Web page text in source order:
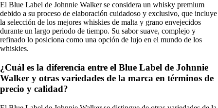
El Blue Label de Johnnie Walker se considera un whisky premium
debido a su proceso de elaboración cuidadoso y exclusivo, que incluye
la selección de los mejores whiskies de malta y grano envejecidos
durante un largo periodo de tiempo. Su sabor suave, complejo y
refinado lo posiciona como una opción de lujo en el mundo de los
whiskies.
¿Cuál es la diferencia entre el Blue Label de Johnnie
Walker y otras variedades de la marca en términos de
precio y calidad?